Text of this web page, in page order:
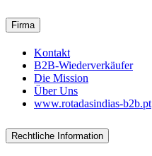
Firma
Kontakt
B2B-Wiederverkäufer
Die Mission
Über Uns
www.rotadasindias-b2b.pt
Rechtliche Information